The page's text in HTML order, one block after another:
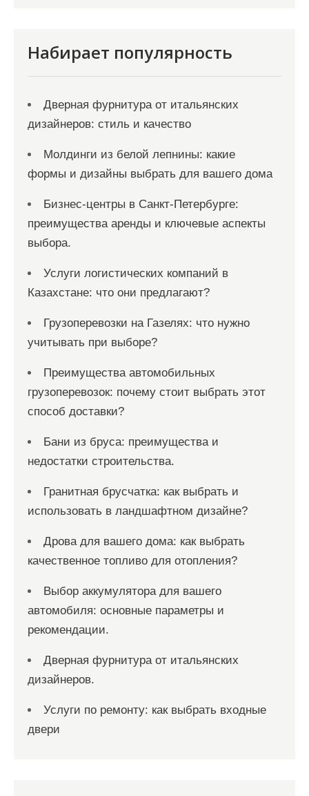
Набирает популярность
Дверная фурнитура от итальянских
дизайнеров: стиль и качество
Молдинги из белой лепнины: какие
формы и дизайны выбрать для вашего дома
Бизнес-центры в Санкт-Петербурге:
преимущества аренды и ключевые аспекты
выбора.
Услуги логистических компаний в
Казахстане: что они предлагают?
Грузоперевозки на Газелях: что нужно
учитывать при выборе?
Преимущества автомобильных
грузоперевозок: почему стоит выбрать этот
способ доставки?
Бани из бруса: преимущества и
недостатки строительства.
Гранитная брусчатка: как выбрать и
использовать в ландшафтном дизайне?
Дрова для вашего дома: как выбрать
качественное топливо для отопления?
Выбор аккумулятора для вашего
автомобиля: основные параметры и
рекомендации.
Дверная фурнитура от итальянских
дизайнеров.
Услуги по ремонту: как выбрать входные
двери